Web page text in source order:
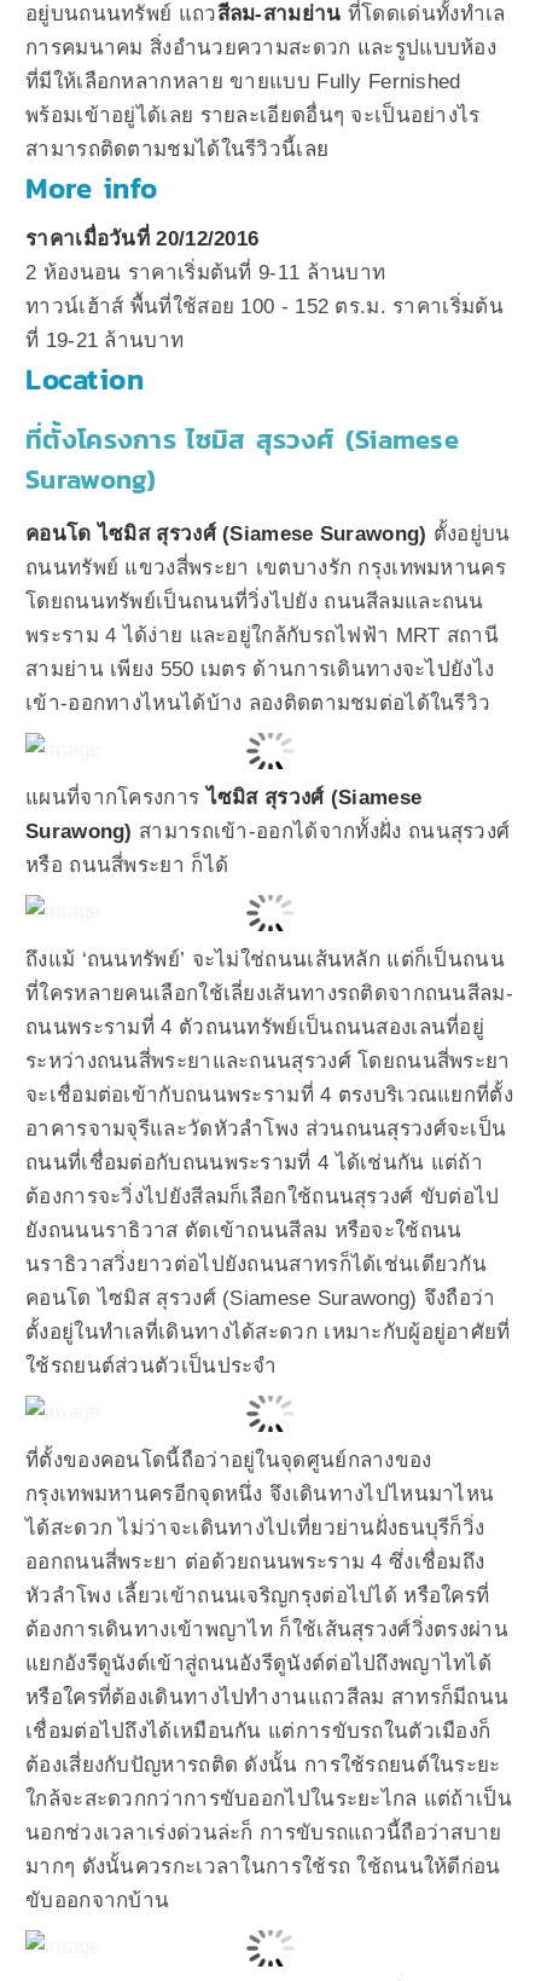
อยู่บนถนนทรัพย์ แถวสีลม-สามย่าน ที่โดดเด่นทั้งทำเล
การคมนาคม สิ่งอำนวยความสะดวก และรูปแบบห้อง
ที่มีให้เลือกหลากหลาย ขายแบบ Fully Fernished
พร้อมเข้าอยู่ได้เลย รายละเอียดอื่นๆ จะเป็นอย่างไร
สามารถติดตามชมได้ในรีวิวนี้เลย
More info
ราคาเมื่อวันที่ 20/12/2016
2 ห้องนอน ราคาเริ่มต้นที่ 9-11 ล้านบาท
ทาวน์เฮ้าส์ พื้นที่ใช้สอย 100 - 152 ตร.ม. ราคาเริ่มต้น
ที่ 19-21 ล้านบาท
Location
ที่ตั้งโครงการ ไซมิส สุรวงศ์ (Siamese
Surawong)
คอนโด ไซมิส สุรวงศ์ (Siamese Surawong) ตั้งอยู่บน
ถนนทรัพย์ แขวงสี่พระยา เขตบางรัก กรุงเทพมหานคร
โดยถนนทรัพย์เป็นถนนที่วิ่งไปยัง ถนนสีลมและถนน
พระราม 4 ได้ง่าย และอยู่ใกล้กับรถไฟฟ้า MRT สถานี
สามย่าน เพียง 550 เมตร ด้านการเดินทางจะไปยังไง
เข้า-ออกทางไหนได้บ้าง ลองติดตามชมต่อได้ในรีวิว
แผนที่จากโครงการไซมิส สุรวงศ์ (Siamese
Surawong) สามารถเข้า-ออกได้จากทั้งฝั่ง ถนนสุรวงศ์
หรือ ถนนสี่พระยา ก็ได้
ถึงแม้ ‘ถนนทรัพย์’ จะไม่ใช่ถนนเส้นหลัก แต่ก็เป็นถนน
ที่ใครหลายคนเลือกใช้เลี่ยงเส้นทางรถติดจากถนนสีลม-
ถนนพระรามที่ 4 ตัวถนนทรัพย์เป็นถนนสองเลนที่อยู่
ระหว่างถนนสี่พระยาและถนนสุรวงศ์ โดยถนนสี่พระยา
จะเชื่อมต่อเข้ากับถนนพระรามที่ 4 ตรงบริเวณแยกที่ตั้ง
อาคารจามจุรีและวัดหัวลำโพง ส่วนถนนสุรวงศ์จะเป็น
ถนนที่เชื่อมต่อกับถนนพระรามที่ 4 ได้เช่นกัน แต่ถ้า
ต้องการจะวิ่งไปยังสีลมก็เลือกใช้ถนนสุรวงศ์ ขับต่อไป
ยังถนนนราธิวาส ตัดเข้าถนนสีลม หรือจะใช้ถนน
นราธิวาสวิ่งยาวต่อไปยังถนนสาทรก็ได้เช่นเดียวกัน
คอนโด ไซมิส สุรวงศ์ (Siamese Surawong) จึงถือว่า
ตั้งอยู่ในทำเลที่เดินทางได้สะดวก เหมาะกับผู้อยู่อาศัยที่
ใช้รถยนต์ส่วนตัวเป็นประจำ
ที่ตั้งของคอนโดนี้ถือว่าอยู่ในจุดศูนย์กลางของ
กรุงเทพมหานครอีกจุดหนึ่ง จึงเดินทางไปไหนมาไหน
ได้สะดวก ไม่ว่าจะเดินทางไปเที่ยวย่านฝั่งธนบุรีก็วิ่ง
ออกถนนสี่พระยา ต่อด้วยถนนพระราม 4 ซึ่งเชื่อมถึง
หัวลำโพง เลี้ยวเข้าถนนเจริญกรุงต่อไปได้ หรือใครที่
ต้องการเดินทางเข้าพญาไท ก็ใช้เส้นสุรวงศ์วิ่งตรงผ่าน
แยกอังรีดูนังต์เข้าสู่ถนนอังรีดูนังต์ต่อไปถึงพญาไทได้
หรือใครที่ต้องเดินทางไปทำงานแถวสีลม สาทรก็มีถนน
เชื่อมต่อไปถึงได้เหมือนกัน แต่การขับรถในตัวเมืองก็
ต้องเสี่ยงกับปัญหารถติด ดังนั้น การใช้รถยนต์ในระยะ
ใกล้จะสะดวกกว่าการขับออกไปในระยะไกล แต่ถ้าเป็น
นอกช่วงเวลาเร่งด่วนล่ะก็ การขับรถแถวนี้ถือว่าสบาย
มากๆ ดังนั้นควรกะเวลาในการใช้รถ ใช้ถนนให้ดีก่อน
ขับออกจากบ้าน